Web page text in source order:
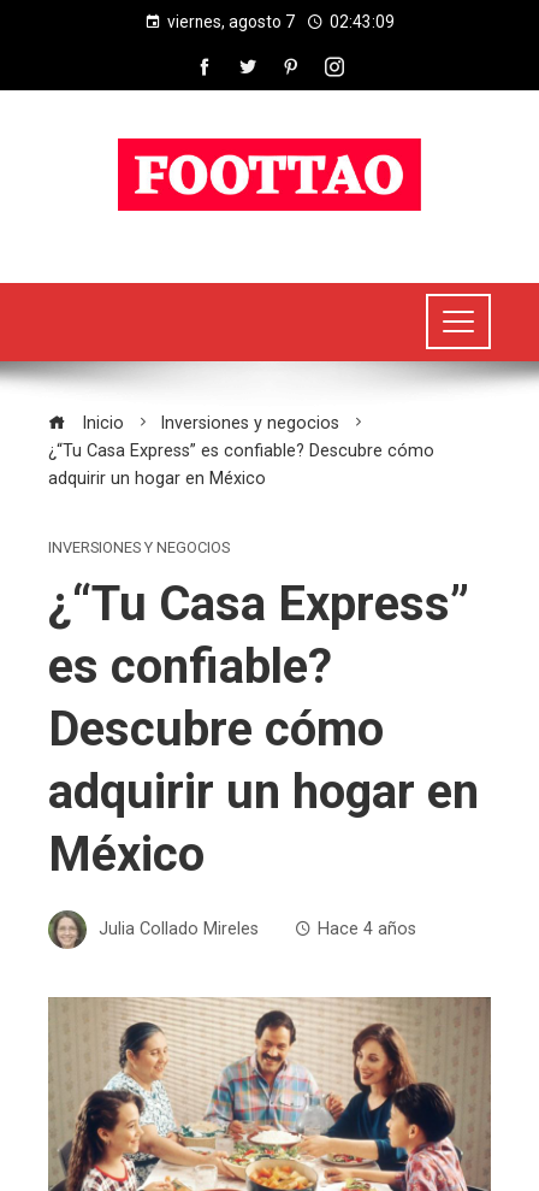
viernes, agosto 7 02:43:10
Inicio
Inversiones y negocios
¿“Tu Casa Express” es confiable? Descubre cómo
adquirir un hogar en México
INVERSIONES Y NEGOCIOS
¿“Tu Casa Express”
es confiable?
Descubre cómo
adquirir un hogar en
México
Julia Collado Mireles Hace 4 años